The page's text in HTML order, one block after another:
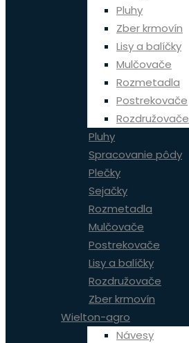
Pluhy
Zber krmovín
Lisy a balíčky
Mulčovače
Rozmetadla
Postrekovače
Rozdružovače
Pluhy
Spracovanie pôdy
Plečky
Sejačky
Rozmetadla
Mulčovače
Postrekovače
Lisy a balíčky
Rozdružovače
Zber krmovín
Wielton-agro
Návesy